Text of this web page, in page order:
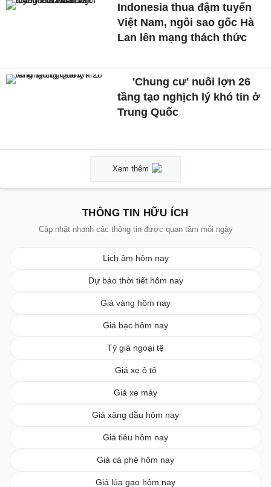
Indonesia thua đậm tuyển
Việt Nam, ngôi sao gốc Hà
Lan lên mạng thách thức
'Chung cư' nuôi lợn 26
tầng tạo nghịch lý khó tin ở
Trung Quốc
Xem thêm
THÔNG TIN HỮU ÍCH
Cập nhật nhanh các thông tin được quan tâm mỗi ngày
Lịch âm hôm nay
Dự báo thời tiết hôm nay
Giá vàng hôm nay
Giá bạc hôm nay
Tỷ giá ngoại tệ
Giá xe ô tô
Giá xe máy
Giá xăng dầu hôm nay
Giá tiêu hôm nay
Giá cà phê hôm nay
Giá lúa gạo hôm nay